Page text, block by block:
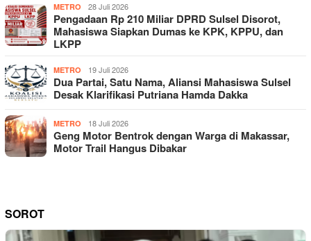
METRO 28 Juli 2026
Pengadaan Rp 210 Miliar DPRD Sulsel Disorot,
Mahasiswa Siapkan Dumas ke KPK, KPPU, dan
LKPP
METRO 19 Juli 2026
Dua Partai, Satu Nama, Aliansi Mahasiswa Sulsel
Desak Klarifikasi Putriana Hamda Dakka
METRO 18 Juli 2026
Geng Motor Bentrok dengan Warga di Makassar,
Motor Trail Hangus Dibakar
SOROT